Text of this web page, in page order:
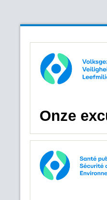
Onze